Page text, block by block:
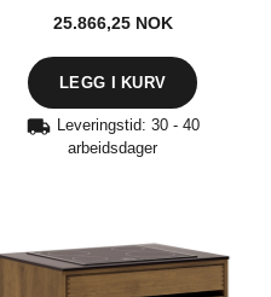
25.866,25 NOK
Leveringstid: 30 - 40
arbeidsdager